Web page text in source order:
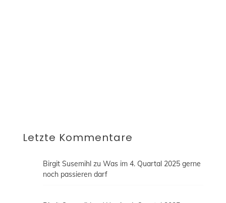
Letzte Kommentare
Birgit Susemihlzu Was im 4. Quartal 2025 gerne
noch passieren darf